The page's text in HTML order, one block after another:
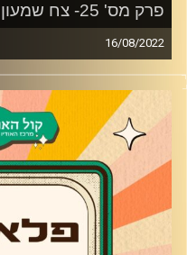
פרק מס' 25- צח שמעון מארח את אסף אשתר
16/08/2022
ה-2000, את השירים
שכולנו גדלנו עליהם בשילוב
והפעם- אסף אשתר האיש
פלאשבק כדי לדבר על
מעולם האלקטרוניקה
השמחות" ומי האיש שהצביע
המילניום בשנת 1999?